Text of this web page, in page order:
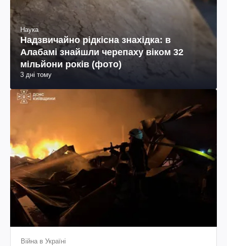
Наука
Надзвичайно рідкісна знахідка: в
Алабамі знайшли черепаху віком 32
мільйони років (фото)
3 дні тому
Війна в Україні